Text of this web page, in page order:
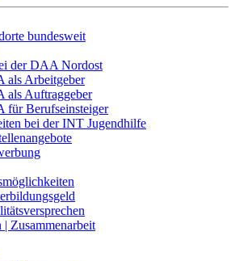
bundesweit
der DAA Nordost
als Arbeitgeber
als Auftraggeber
für Berufseinsteiger
bei der INT Jugendhilfe
Zusammenarbeit